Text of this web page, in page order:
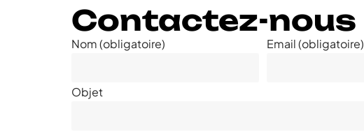
Contactez-nous
Nom (obligatoire) Email (obligatoire)
Objet